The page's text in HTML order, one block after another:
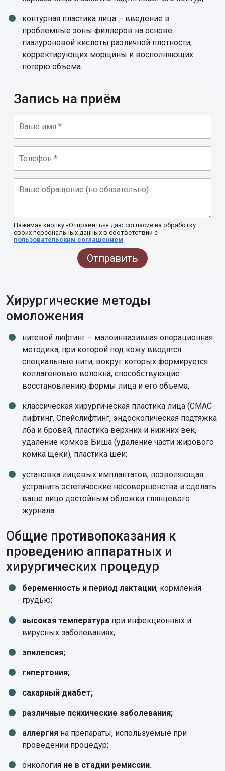
контурная пластика лица – введение в
проблемные зоны филлеров на основе
гиалуроновой кислоты различной плотности,
корректирующих морщины и восполняющих
потерю объема.
Запись на приём
Нажимая кнопку «Отправить»я даю согласие на обработку
своих персональных данных в соответствии с
пользовательским соглашением
Отправить
Хирургические методы
омоложения
нитевой лифтинг – малоинвазивная операционная
методика, при которой под кожу вводятся
специальные нити, вокруг которых формируется
коллагеновые волокна, способствующие
восстановлению формы лица и его объема;
классическая хирургическая пластика лица (СМАС-
лифтинг, Спейслифтинг, эндоскопическая подтяжка
лба и бровей, пластика верхних и нижних век,
удаление комков Биша (удаление части жирового
комка щеки), пластика шеи;
установка лицевых имплантатов, позволяющая
устранить эстетические несовершенства и сделать
ваше лицо достойным обложки глянцевого
журнала.
Общие противопоказания к
проведению аппаратных и
хирургических процедур
беременность и период лактации, кормления
грудью;
высокая температура при инфекционных и
вирусных заболеваниях;
эпилепсия;
гипертония;
сахарный диабет;
различные психические заболевания;
аллергия на препараты, используемые при
проведении процедур;
онкология не в стадии ремиссии.